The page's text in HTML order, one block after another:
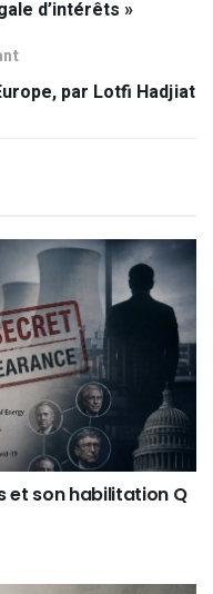
d’intérêts »
par Lotfi Hadjiat
et son habilitation Q